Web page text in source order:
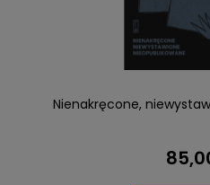
Nienakręcone,